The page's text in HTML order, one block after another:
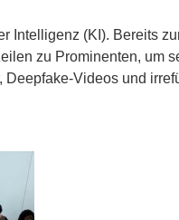
Intelligenz (KI). Bereits
zu Prominenten, um
Videos und